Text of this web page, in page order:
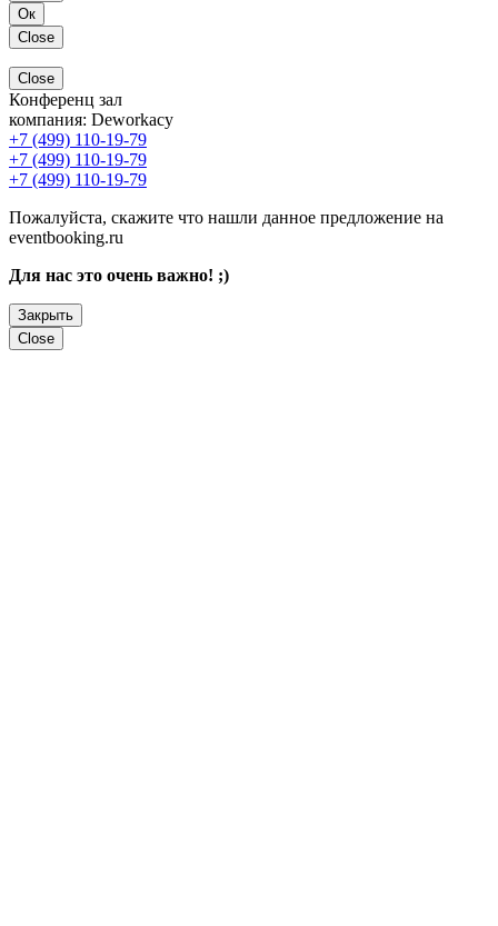
Ок
Close
Close
Конференц зал
компания: Deworkacy
+7 (499) 110-19-79
+7 (499) 110-19-79
+7 (499) 110-19-79
Пожалуйста, скажите что нашли данное предложение на
eventbooking.ru
Для нас это очень важно! ;)
Закрыть
Close